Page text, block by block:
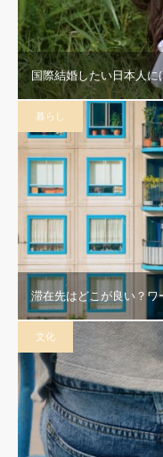
国際結婚したい日本人
暮らし
滞在先はどこが良い？
文化